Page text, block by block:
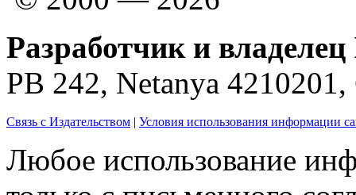
Разработчик и
PB 242, Netanya
Связь с Издательством | Условия использования информации
Любое использование